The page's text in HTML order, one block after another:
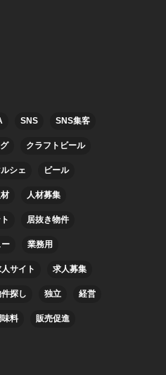
SNS SNS集客
クラフトビール
シェ ビール
材 人材募集
居抜き物件
業務用
サイト 求人募集
探し 独立 経営
味料 販売促進